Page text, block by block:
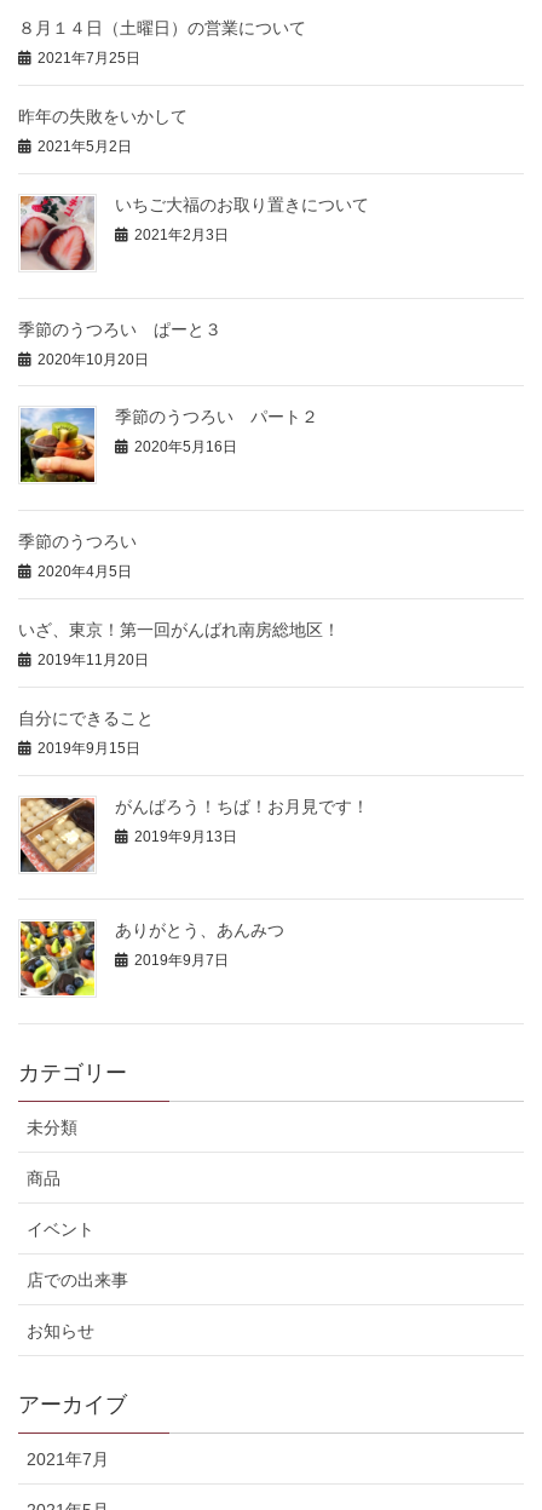
８月１４日（土曜日）の営業について
2021年7月25日
昨年の失敗をいかして
2021年5月2日
いちご大福のお取り置きについて
2021年2月3日
季節のうつろい ぱーと３
2020年10月20日
季節のうつろい パート２
2020年5月16日
季節のうつろい
2020年4月5日
いざ、東京！第一回がんばれ南房総地区！
2019年11月20日
自分にできること
2019年9月15日
がんばろう！ちば！お月見です！
2019年9月13日
ありがとう、あんみつ
2019年9月7日
カテゴリー
未分類
商品
イベント
店での出来事
お知らせ
アーカイブ
2021年7月